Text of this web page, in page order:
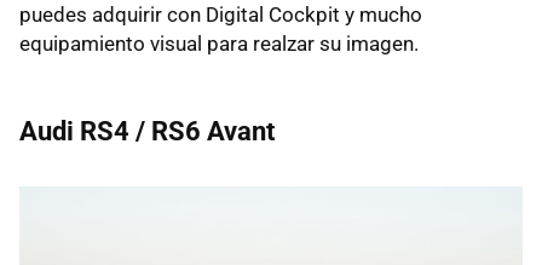
puedes adquirir con Digital Cockpit y mucho
equipamiento visual para realzar su imagen.
Audi RS4 / RS6 Avant